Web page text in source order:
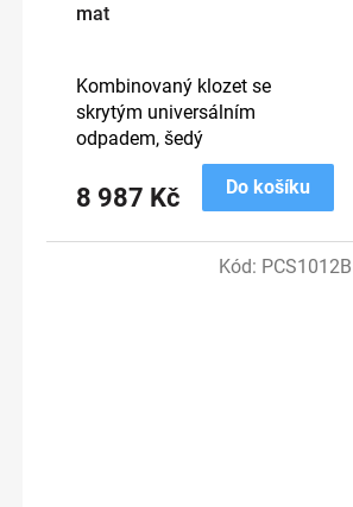
mat
8 987 Kč Do košíku
Kombinovaný klozet se
skrytým universálním
odpadem, šedý
Kód: PCS1012B